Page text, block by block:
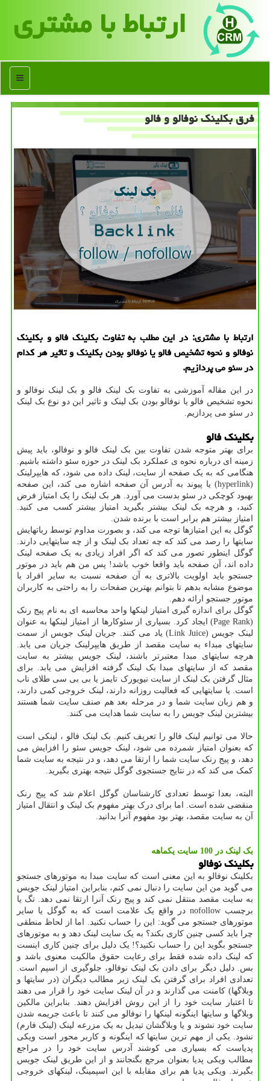
ارتباط با مشتری
منو
فرق بكلینك نوفالو و فالو
ارتباط با مشتری: در این مطلب به تفاوت بكلینك فالو و بكلینك
نوفالو و نحوه تشخیص فالو یا نوفالو بودن بكلینك و تاثیر هر كدام
در سئو می پردازیم.
در این مقاله آموزشی به تفاوت بک لینک فالو و بک لینک نوفالو و
نحوه تشخیص فالو یا نوفالو بودن بک لینک و تاثیر این دو نوع بک لینک
در سئو می پردازیم.
بکلینک فالو
برای بهتر متوجه شدن تفاوت بین بک لینک فالو و نوفالو، باید پیش
زمینه ای درباره نحوه ی عملکرد بک لینک در حوزه سئو داشته باشیم.
هنگامی که به یک صفحه از سایت، لینک داده می شود، که هایپرلینک
(hyperlink) یا پیوند به آدرس آن صفحه اشاره می کند، این صفحه
بهبود کوچکی در سئو بدست می آورد. هر بک لینک را یک امتیاز فرض
کنید، و هرچه بک لینک بیشتر بگیرید امتیاز بیشتر کسب می کنید.
امتیاز بیشتر هم برابر است با برنده شدن.
گوگل به این امتیازها توجه می کند، و بصورت مداوم توسط رباتهایش
سایتها را رصد می کند که چه تعداد بک لینک و از چه سایتهایی دارند.
گوگل اینطور تصور می کند که اگر افراد زیادی به یک صفحه لینک
داده اند، آن صفحه باید واقعا خوب باشد! پس من هم باید در موتور
جستجو باید اولویت بالاتری به آن صفحه نسبت به سایر افراد با
موضوع مشابه بدهم تا بتوانم بهترین صفحات را به راحتی به کاربران
موتور جستجو ارائه دهم.
گوگل برای اندازه گیری امتیاز لینکها واحد محاسبه ای به نام پیج رنک
(Page Rank) ایجاد کرد. بسیاری از سئوکارها از امتیاز لینکها به عنوان
لینک جویس (Link Juice) یاد می کنند. جریان لینک جویس از سمت
سایتهای مبداء به سایت مقصد از طریق هایپرلینک جریان می یابد.
هرچه سایتهای مبدا معتبرتر باشند، لینک جویس بیشتر به سایت
مقصد که از سایتهای مبدا بک لینک گرفته افزایش می یابد. برای
مثال گرفتن بک لینک از سایت نیویورک تایمز یا بی بی سی طلای ناب
است. یا سایتهایی که فعالیت روزانه دارند، لینک خروجی کمی دارند،
و هم زبان سایت شما و در مرحله بعد هم صنف سایت شما هستند
بیشترین لینک جویس را به سایت شما هدایت می کنند.
حالا می توانیم لینک فالو را تعریف کنیم. بک لینک فالو ، لینکی است
که بعنوان امتیاز شمرده می شود، لینک جویس سئو را افزایش می
دهد، و پیج رنک سایت شما را ارتقا می دهد، و در نتیجه به سایت شما
کمک می کند که در نتایج جستجوی گوگل نتیجه بهتری بگیرید.
البته، بعدا توسط تعدادی کارشناسان گوگل اعلام شد که پیج رنک
منقضی شده است. اما برای درک بهتر مفهوم بک لینک و انتقال امتیاز
آن به سایت مقصد، بهتر بود مفهوم آنرا بدانید.
بک لینک در 100 سایت یكماهه
بکلینک نوفالو
بکلینک نوفالو به این معنی است که سایت مبدا به موتورهای جستجو
می گوید من این سایت را دنبال نمی کنم، بنابراین امتیاز لینک جویس
به سایت مقصد منتقل نمی کند و پیج رنک آنرا ارتقا نمی دهد. تگ یا
برچسب nofollow در واقع یک علامت است که به گوگل یا سایر
موتورهای جستجو می گوید: این را حساب نکنید. اما از لحاظ منطقی
چرا باید کسی چنین کاری بکند؟ به یک سایت لینک دهد و به موتورهای
جستجو بگوید این را حساب نکنید؟! یک دلیل برای چنین کاری اینست
که لینک داده شده فقط برای رعایت حقوق مالکیت معنوی باشد و
بس. دلیل دیگر برای دادن بک لینک نوفالو، جلوگیری از اسپم است.
تعدادی افراد برای گرفتن بک لینک زیر مطالب دیگران (در سایتها و
وبلاگها) کامنت می گذارند و در آن لینک سایت خود را قرار می دهند
تا اعتبار سایت خود را از این روش افزایش دهند. بنابراین مالکین
وبلاگها و سایتها اینگونه لینکها را نوفالو می کنند تا باعث جریمه شدن
سایت خود نشوند و یا وبلاگشان تبدیل به یک مزرعه لینک (لینک فارم)
نشود. یکی از مهم ترین سایتها که اینگونه و کاربر محور است ویکی
پدیاست که بسیاری می کوشند آدرس سایت خود را در مراجع
مطالب ویکی پدیا بعنوان مرجع بگنجانند و از این طریق لینک جویس
بگیرند. ویکی پدیا هم برای مقابله با این اسپمینگ، لینکهای خروجی